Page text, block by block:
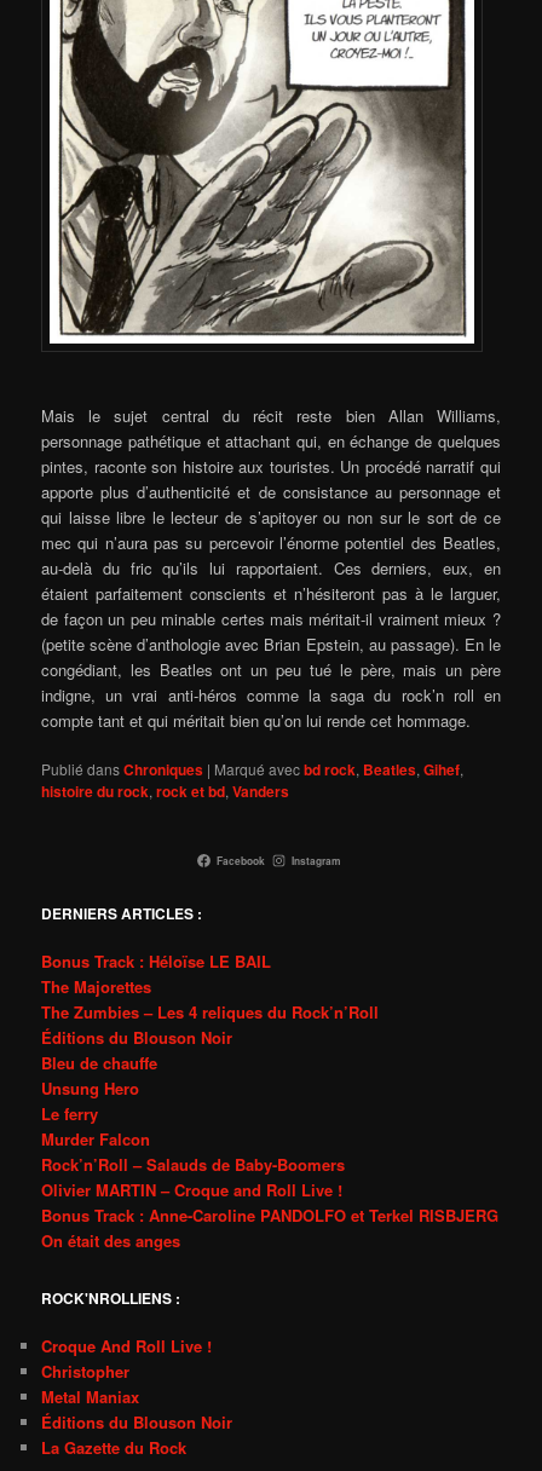
Mais le sujet central du récit reste bien Allan Williams,
personnage pathétique et attachant qui, en échange de quelques
pintes, raconte son histoire aux touristes. Un procédé narratif qui
apporte plus d’authenticité et de consistance au personnage et
qui laisse libre le lecteur de s’apitoyer ou non sur le sort de ce
mec qui n’aura pas su percevoir l’énorme potentiel des Beatles,
au-delà du fric qu’ils lui rapportaient. Ces derniers, eux, en
étaient parfaitement conscients et n’hésiteront pas à le larguer,
de façon un peu minable certes mais méritait-il vraiment mieux ?
(petite scène d’anthologie avec Brian Epstein, au passage). En le
congédiant, les Beatles ont un peu tué le père, mais un père
indigne, un vrai anti-héros comme la saga du rock’n roll en
compte tant et qui méritait bien qu’on lui rende cet hommage.
Publié dansChroniques | Marqué avecbd rock, Beatles,Gihef,
histoire du rock,rock et bd,Vanders
Facebook Instagram
DERNIERS ARTICLES :
Bonus Track : Héloïse LE BAIL
The Majorettes
The Zumbies – Les 4 reliques du Rock’n’Roll
Éditions du Blouson Noir
Bleu de chauffe
Unsung Hero
Le ferry
Murder Falcon
Rock’n’Roll – Salauds de Baby-Boomers
Olivier MARTIN – Croque and Roll Live !
Bonus Track : Anne-Caroline PANDOLFO et Terkel RISBJERG
On était des anges
ROCK'NROLLIENS :
Croque And Roll Live !
Christopher
Metal Maniax
Éditions du Blouson Noir
La Gazette du Rock